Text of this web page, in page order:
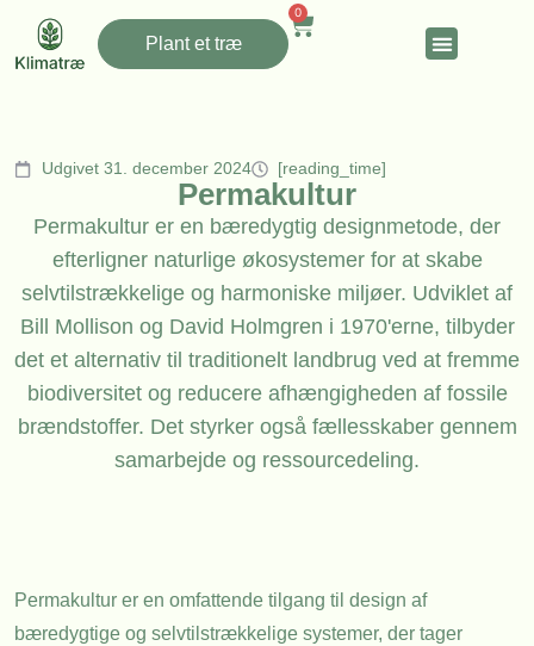
Plant et træ
0
Udgivet 31. december 2024 [reading_time]
Permakultur
Permakultur er en bæredygtig designmetode, der
efterligner naturlige økosystemer for at skabe
selvtilstrækkelige og harmoniske miljøer. Udviklet af
Bill Mollison og David Holmgren i 1970'erne, tilbyder
det et alternativ til traditionelt landbrug ved at fremme
biodiversitet og reducere afhængigheden af fossile
brændstoffer. Det styrker også fællesskaber gennem
samarbejde og ressourcedeling.
Permakultur er en omfattende tilgang til design af
bæredygtige og selvtilstrækkelige systemer, der tager